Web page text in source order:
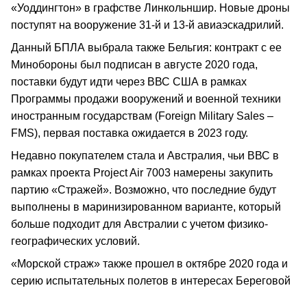
«Уоддингтон» в графстве Линкольншир. Новые дроны
поступят на вооружение 31-й и 13-й авиаэскадрилий.
Данный БПЛА выбрала также Бельгия: контракт с ее
Минобороны был подписан в августе 2020 года,
поставки будут идти через ВВС США в рамках
Программы продажи вооружений и военной техники
иностранным государствам (Foreign Military Sales –
FMS), первая поставка ожидается в 2023 году.
Недавно покупателем стала и Австралия, чьи ВВС в
рамках проекта Project Air 7003 намерены закупить
партию «Стражей». Возможно, что последние будут
выполнены в маринизированном варианте, который
больше подходит для Австралии с учетом физико-
географических условий.
«Морской страж» также прошел в октябре 2020 года и
серию испытательных полетов в интересах Береговой